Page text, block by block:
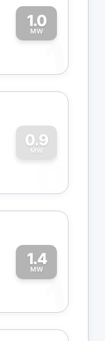
1.0
MW
1
0.9
MW
0
1.4
MW
1